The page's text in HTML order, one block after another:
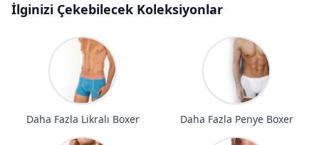
İlginizi Çekebilecek Koleksiyonlar
Daha Fazla Likralı Boxer Daha Fazla Penye Boxer